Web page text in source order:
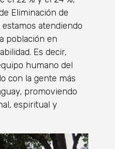
Eliminación de
atendiendo
población en
Es decir,
humano del
con la gente más
promoviendo
espiritual y